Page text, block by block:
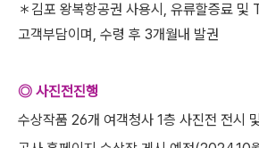
＊김포 왕복항공권 사용시, 유류할증료 및
고객부담이며, 수령 후 3개월내 발권
◎ 사진전진행
수상작품 26개 여객청사 1층 사진전 전시